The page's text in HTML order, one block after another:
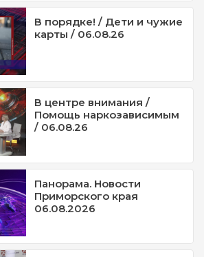
В порядке! / Дети и чужие
карты / 06.08.26
В центре внимания /
Помощь наркозависимым
/ 06.08.26
Панорама. Новости
Приморского края
06.08.2026